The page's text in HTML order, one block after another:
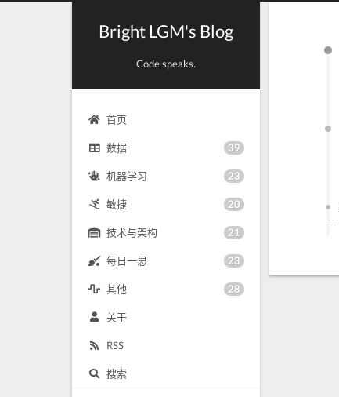
Bright LGM's Blog
Code speaks.
首页
数据 39
机器学习 23
敏捷 20
技术与架构 21
每日一思 23
其他 28
关于
RSS
搜索